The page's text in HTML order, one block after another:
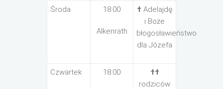
Środa 18:00
Alkenrath
† Adelajdę
i Boże
błogosławieństwo
dla Józefa
Czwartek 18:00
††
rodziców